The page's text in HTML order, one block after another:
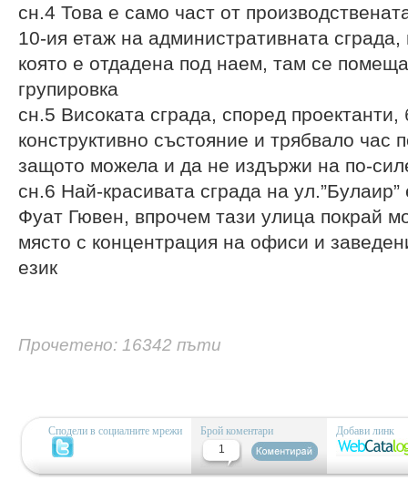
сн.4 Това е само част от
10-ия етаж на административната сграда,
която е отдадена под наем, там се
групировка
сн.5 Високата сграда, според проектанти,
конструктивно състояние и трябвало час
защото можела и да не издържи на по-
сн.6 Най-красивата сграда на
Фуат Гювен, впрочем тази улица покрай
място с концентрация на офиси и
език
Прочетено: 16342 пъти
Сподели в социалните мрежи
Брой коментари
1
Добави линк